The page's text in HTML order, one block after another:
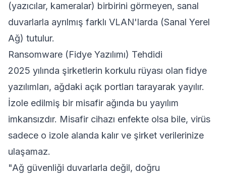
(yazıcılar, kameralar) birbirini görmeyen, sanal
duvarlarla ayrılmış farklı VLAN'larda (Sanal Yerel
Ağ) tutulur.
Ransomware (Fidye Yazılımı) Tehdidi
2025 yılında şirketlerin korkulu rüyası olan fidye
yazılımları, ağdaki açık portları tarayarak yayılır.
İzole edilmiş bir misafir ağında bu yayılım
imkansızdır. Misafir cihazı enfekte olsa bile, virüs
sadece o izole alanda kalır ve şirket verilerinize
ulaşamaz.
"Ağ güvenliği duvarlarla değil, doğru